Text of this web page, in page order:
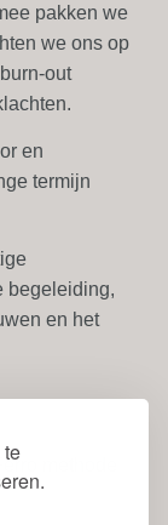
pakken we
we ons op
out
en
termijn
begeleiding,
en het